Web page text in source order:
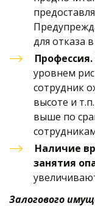
для отказа
Профессия.
уровнем
сотрудник
высоте и
выше по
Наличие
занятия
Залогового